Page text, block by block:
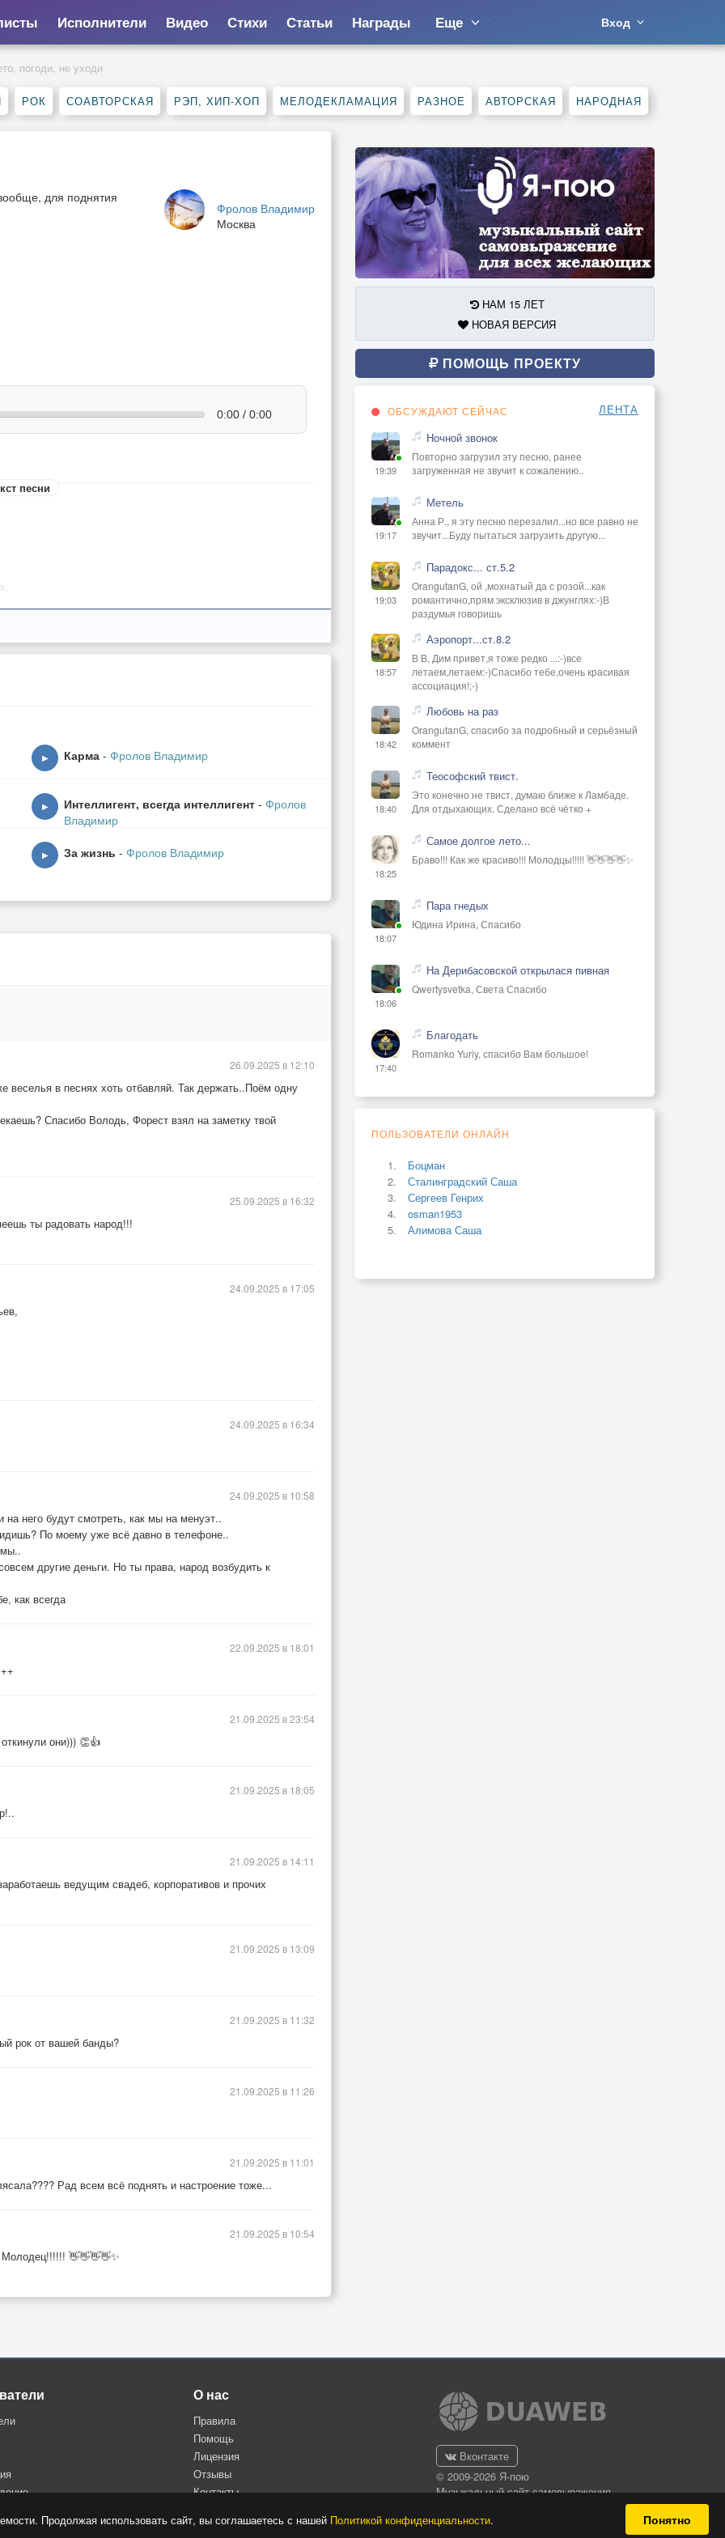
Продолжая использовать сайт, вы соглашаетесь с нашей Политикой конфиденциальности. Понятно
Исполнители Видео Стихи Статьи Награды Еще Вход
погоди, не уходи
РОК СОАВТОРСКАЯ РЭП, ХИП-ХОП МЕЛОДЕКЛАМАЦИЯ РАЗНОЕ АВТОРСКАЯ НАРОДНАЯ
Фролов Владимир
Москва
для поднятия
0:00 / 0:00
песни
Есть прививка и этот задор, вспоминаем
отплясывать на лестничной клетке,
▶ Карма - Фролов Владимир
▶ Интеллигент, всегда интеллигент - Фролов
Владимир
▶ За жизнь - Фролов Владимир
веселья в песнях хоть отбавляй. Так держать..Поём одну
Спасибо Володь, Форест взял на заметку твой
26.09.2025 в 12:10
ты радовать народ!!!
25.09.2025 в 16:32
24.09.2025 в 17:05
24.09.2025 в 16:34
него будут смотреть, как мы на менуэт..
По моему уже всё давно в телефоне..
другие деньги. Но ты права, народ возбудить к
как всегда
24.09.2025 в 10:58
22.09.2025 в 18:01
они))) 👏👍
21.09.2025 в 23:54
21.09.2025 в 18:05
ведущим свадеб, корпоративов и прочих
21.09.2025 в 14:11
21.09.2025 в 13:09
рок от вашей банды?
21.09.2025 в 11:32
21.09.2025 в 11:26
Рад всем всё поднять и настроение тоже...
21.09.2025 в 11:01
👋👋👋👋✨
21.09.2025 в 10:54
НАМ 15 ЛЕТ
НОВАЯ ВЕРСИЯ
ПОМОЩЬ ПРОЕКТУ
ОБСУЖДАЮТ СЕЙЧАС ЛЕНТА
19:39
Ночной звонок
Повторно загрузил эту песню, ранее
загруженная не звучит к сожалению..
19:17
Метель
Анна Р., я эту песню перезалил...но все равно не
звучит...Буду пытаться загрузить другую...
19:03
Парадокс... ст.5.2
OrangutanG, ой ,мохнатый да с розой...как
романтично,прям эксклюзив в джунглях:-)В
раздумья говоришь
18:57
Аэропорт...ст.8.2
В В, Дим привет,я тоже редко ...:-)все
летаем,летаем:-)Спасибо тебе,очень красивая
ассоциация!;-)
18:42
Любовь на раз
OrangutanG, спасибо за подробный и серьёзный
коммент
18:40
Теософский твист.
Это конечно не твист, думаю ближе к Ламбаде.
Для отдыхающих. Сделано всё чётко +
18:25
Самое долгое лето...
Браво!!! Как же красиво!!! Молодцы!!!!! 👋👋👋👋✨
18:07
Пара гнедых
Юдина Ирина, Спасибо
18:06
На Дерибасовской открылася пивная
Qwertysvetka, Света Спасибо
17:40
Благодать
Romanko Yuriy, спасибо Вам большое!
ПОЛЬЗОВАТЕЛИ ОНЛАЙН
Боцман
Сталинградский Саша
Сергеев Генрих
osman1953
Алимова Саша
О нас
Правила
Помощь
Лицензия
Отзывы
Контакты
Вконтакте
© 2009-2026 Я-пою
Музыкальный сайт самовыражения